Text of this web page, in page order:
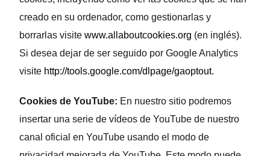
creado en su ordenador, como gestionarlas y
borrarlas visitewww.allaboutcookies.org (en inglés).
Si desea dejar de ser seguido por Google Analytics
visite http://tools.google.com/dlpage/gaoptout.
Cookies de YouTube: En nuestro sitio podremos
insertar una serie de vídeos de YouTube de nuestro
canal oficial en YouTube usando el modo de